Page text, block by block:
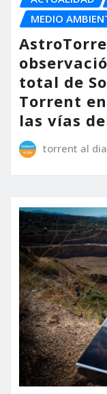
MEDIO
total de
Torrent
las vías
torrent al dia